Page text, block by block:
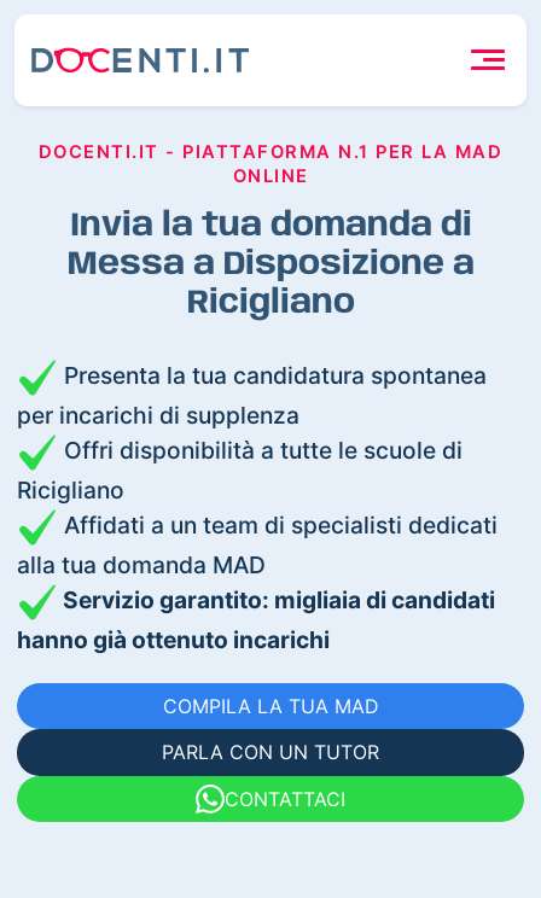
DOCENTI.IT - PIATTAFORMA N.1 PER LA MAD
ONLINE
Invia la tua domanda di
Messa a Disposizione a
Ricigliano
Presenta la tua candidatura spontanea
per incarichi di supplenza
Offri disponibilità a tutte le scuole di
Ricigliano
Affidati a un team di specialisti dedicati
alla tua domanda MAD
Servizio garantito: migliaia di candidati
hanno già ottenuto incarichi
COMPILA LA TUA MAD
PARLA CON UN TUTOR
CONTATTACI